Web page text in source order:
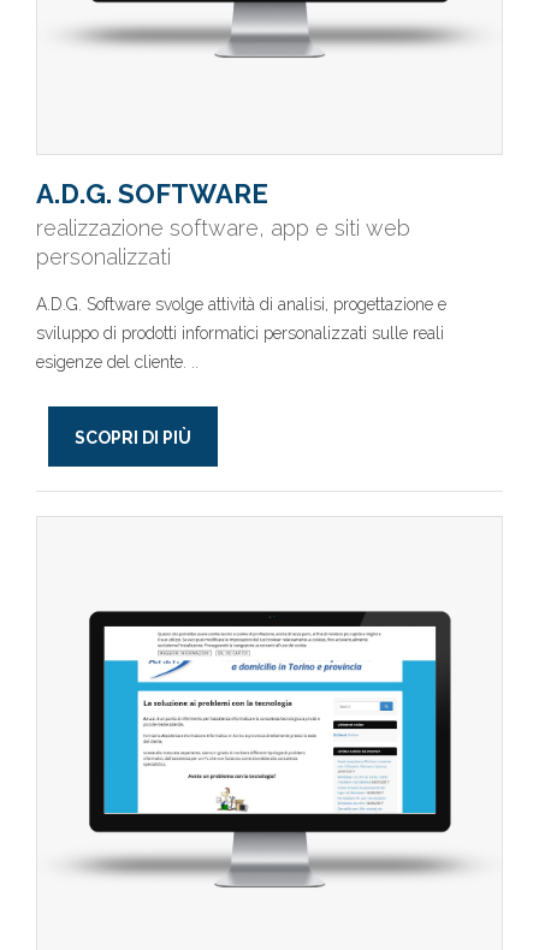
A.D.G. SOFTWARE
realizzazione software, app e siti web
personalizzati
A.D.G. Software svolge attività di analisi, progettazione e
sviluppo di prodotti informatici personalizzati sulle reali
esigenze del cliente. ..
SCOPRI DI PIÙ